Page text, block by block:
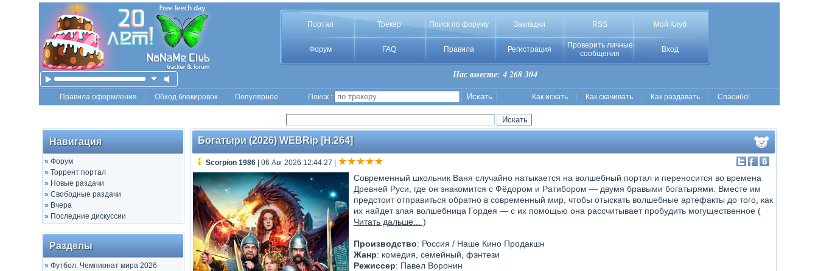
Портал Трекер Поиск по форуму Закладки RSS Мой Клуб
Форум FAQ Правила Регистрация
Проверить личные
сообщения
Вход
Нас вместе: 4 268 304
Правила оформления Обход блокировок Популярное Поиск : Как искать Как скачивать Как раздавать Спасибо!
Навигация
» Форум
» Торрент портал
» Новые раздачи
» Свободные раздачи
» Вчера
» Последние дискуссии
Разделы
» Футбол. Чемпионат мира 2026
Богатыри (2026) WEBRip [H.264]
Scorpion 1986| 06 Авг 2026 12:44:27
Современный школьник Ваня случайно натыкается на волшебный портал и переносится во времена
Древней Руси, где он знакомится с Фёдором и Ратибором — двумя бравыми богатырями. Вместе им
предстоит отправиться обратно в современный мир, чтобы отыскать волшебные артефакты до того, как
их найдет злая волшебница Гордея — с их помощью она рассчитывает пробудить могущественное (
Читать дальше... )
Производство: Россия / Наше Кино Продакшн
Жанр: комедия, семейный, фэнтези
Режиссер: Павел Воронин